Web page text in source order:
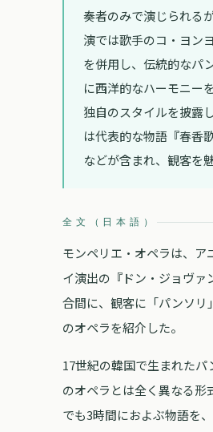
奏者のみで演じられる
演では歌手のコ・ヨン
を併用し、伝統的なパ
に西洋的なハーモニー
独自のスタイルを披露
は代表的な物語『春香
などが含まれ、観客を
全文（日本語）
モンペリエ・オペラは、ア
イ演出の『ドン・ジョヴァ
合間に、観客に「パンソリ
のオペラを紹介した。
17世紀の韓国で生まれたパ
のオペラとは全く異なる形
でも3時間におよぶ物語を